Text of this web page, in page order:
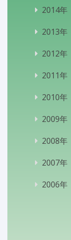
2014年
2013年
2012年
2011年
2010年
2009年
2008年
2007年
2006年